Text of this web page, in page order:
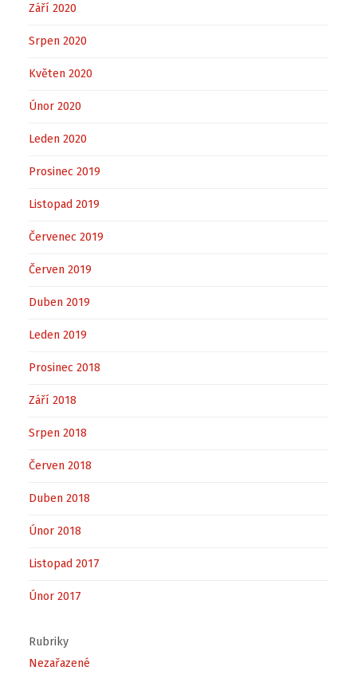
Září 2020
Srpen 2020
Květen 2020
Únor 2020
Leden 2020
Prosinec 2019
Listopad 2019
Červenec 2019
Červen 2019
Duben 2019
Leden 2019
Prosinec 2018
Září 2018
Srpen 2018
Červen 2018
Duben 2018
Únor 2018
Listopad 2017
Únor 2017
Rubriky
Nezařazené